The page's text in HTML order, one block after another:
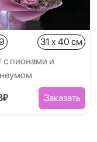
31 x 40 см
с пионами и
Заказать